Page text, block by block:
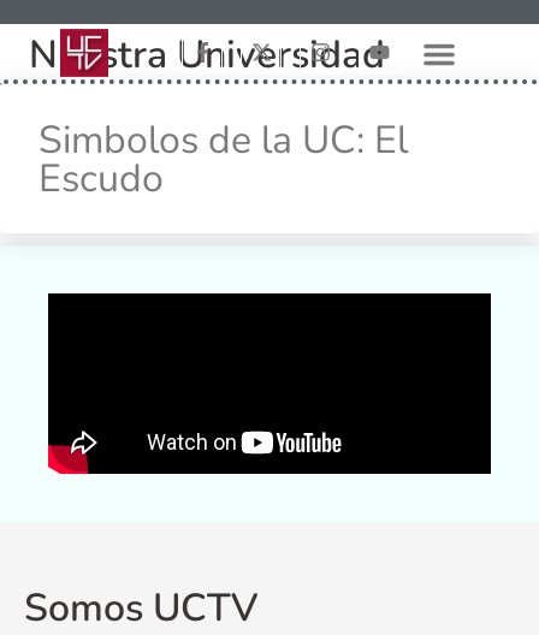
Nuestra Universidad
Simbolos de la UC: El
Escudo
Somos UCTV